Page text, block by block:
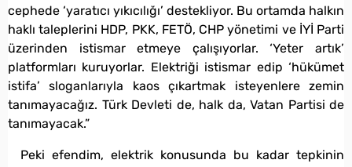
cephede ‘yaratıcı yıkıcılığı’ destekliyor. Bu ortamda halkın
haklı taleplerini HDP, PKK, FETÖ, CHP yönetimi ve İYİ Parti
üzerinden istismar etmeye çalışıyorlar. ‘Yeter artık’
platformları kuruyorlar. Elektriği istismar edip ‘hükümet
istifa’ sloganlarıyla kaos çıkartmak isteyenlere zemin
tanımayacağız. Türk Devleti de, halk da, Vatan Partisi de
tanımayacak.”
Peki efendim, elektrik konusunda bu kadar tepkinin